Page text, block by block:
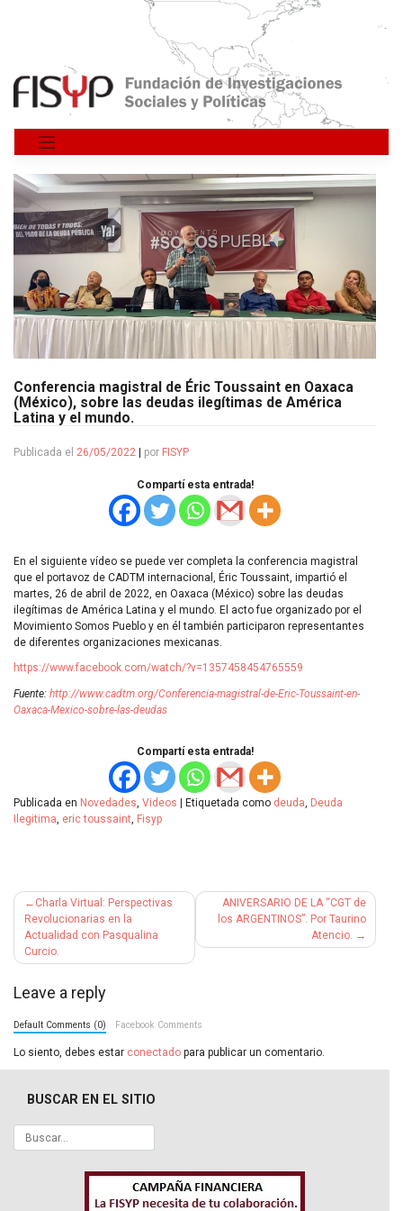
Saltar
Conferencia magistral de Éric Toussaint en Oaxaca
(México), sobre las deudas ilegítimas de América
Latina y el mundo.
Publicada el 26/05/2022 | por FISYP
Compartí esta entrada!
En el siguiente vídeo se puede ver completa la conferencia magistral
que el portavoz de CADTM internacional, Éric Toussaint, impartió el
martes, 26 de abril de 2022, en Oaxaca (México) sobre las deudas
ilegítimas de América Latina y el mundo. El acto fue organizado por el
Movimiento Somos Pueblo y en él también participaron representantes
de diferentes organizaciones mexicanas.
https://www.facebook.com/watch/?v=1357458454765559
Fuente: http://www.cadtm.org/Conferencia-magistral-de-Eric-Toussaint-en-
Oaxaca-Mexico-sobre-las-deudas
Compartí esta entrada!
Publicada en Novedades, Videos Etiquetada como deuda, Deuda
Ilegitima, eric toussaint, Fisyp
Navegación
de
entradas
Charla Virtual: Perspectivas
Revolucionarias en la
Actualidad con Pasqualina
Curcio.
ANIVERSARIO DE LA “CGT de
los ARGENTINOS”. Por Taurino
Atencio.
Leave a reply
Default Comments (0) Facebook Comments
Lo siento, debes estar conectado para publicar un comentario.
BUSCAR EN EL SITIO